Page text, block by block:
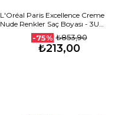
L'Oréal Paris Excellence Creme
Nude Renkler Saç Boyası - 3U
Nude Koyu Kahve
-75% ₺853,90
₺213,00